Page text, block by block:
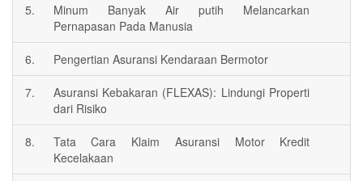
5.
Minum Banyak Air putih Melancarkan
Pernapasan Pada Manusia
6. Pengertian Asuransi Kendaraan Bermotor
7.
Asuransi Kebakaran (FLEXAS): Lindungi Properti
dari Risiko
8.
Tata Cara Klaim Asuransi Motor Kredit
Kecelakaan